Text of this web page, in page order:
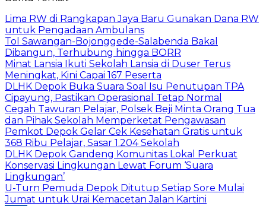
Lima RW di Rangkapan Jaya Baru Gunakan Dana RW
untuk Pengadaan Ambulans
Tol Sawangan-Bojonggede-Salabenda Bakal
Dibangun, Terhubung hingga BORR
Minat Lansia Ikuti Sekolah Lansia di Duser Terus
Meningkat, Kini Capai 167 Peserta
DLHK Depok Buka Suara Soal Isu Penutupan TPA
Cipayung, Pastikan Operasional Tetap Normal
Cegah Tawuran Pelajar, Polsek Beji Minta Orang Tua
dan Pihak Sekolah Memperketat Pengawasan
Pemkot Depok Gelar Cek Kesehatan Gratis untuk
368 Ribu Pelajar, Sasar 1.204 Sekolah
DLHK Depok Gandeng Komunitas Lokal Perkuat
Konservasi Lingkungan Lewat Forum ‘Suara
Lingkungan’
U-Turn Pemuda Depok Ditutup Setiap Sore Mulai
Jumat untuk Urai Kemacetan Jalan Kartini